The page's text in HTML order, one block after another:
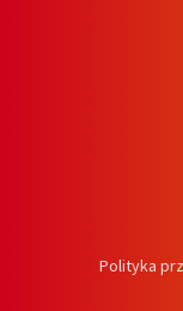
Polityka